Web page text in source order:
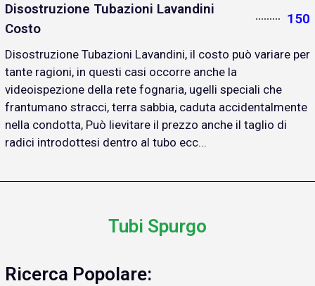
Disostruzione Tubazioni Lavandini
Costo
150
Disostruzione Tubazioni Lavandini, il costo può variare per
tante ragioni, in questi casi occorre anche la
videoispezione della rete fognaria, ugelli speciali che
frantumano stracci, terra sabbia, caduta accidentalmente
nella condotta, Può lievitare il prezzo anche il taglio di
radici introdottesi dentro al tubo ecc...
Tubi Spurgo
Ricerca Popolare: